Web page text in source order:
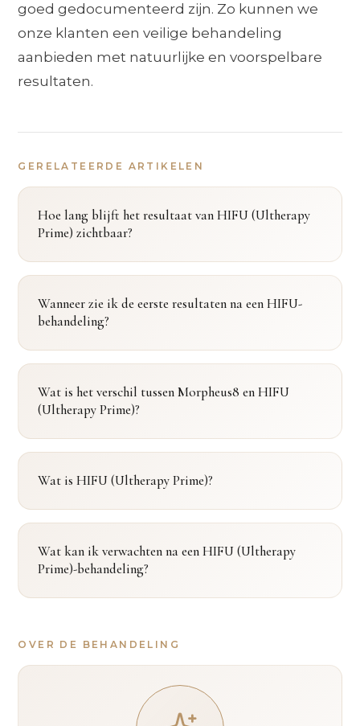
goed gedocumenteerd zijn. Zo kunnen we
onze klanten een veilige behandeling
aanbieden met natuurlijke en voorspelbare
resultaten.
GERELATEERDE ARTIKELEN
Hoe lang blijft het resultaat van HIFU (Ultherapy
Prime) zichtbaar?
Wanneer zie ik de eerste resultaten na een HIFU-
behandeling?
Wat is het verschil tussen Morpheus8 en HIFU
(Ultherapy Prime)?
Wat is HIFU (Ultherapy Prime)?
Wat kan ik verwachten na een HIFU (Ultherapy
Prime)-behandeling?
OVER DE BEHANDELING